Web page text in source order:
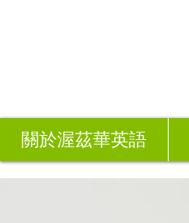
關於渥茲華英語